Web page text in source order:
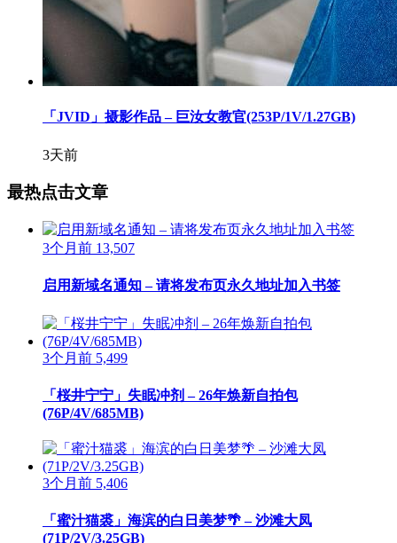
「JVID」摄影作品 – 巨汝女教官(253P/1V/1.27GB)
3天前
最热点击文章
3个月前 13,507
启用新域名通知 – 请将发布页永久地址加入书签
3个月前 5,499
「桜井宁宁」失眠冲剂 – 26年焕新自拍包
(76P/4V/685MB)
3个月前 5,406
「蜜汁猫裘」海滨的白日美梦🌴 – 沙滩大凤
(71P/2V/3.25GB)